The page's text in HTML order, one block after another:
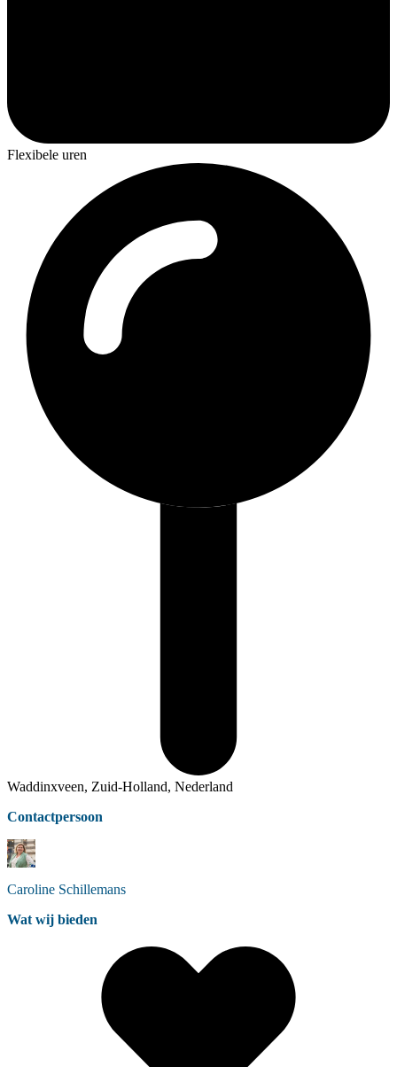
Flexibele uren
Waddinxveen, Zuid-Holland, Nederland
Contactpersoon
Caroline Schillemans
Wat wij bieden